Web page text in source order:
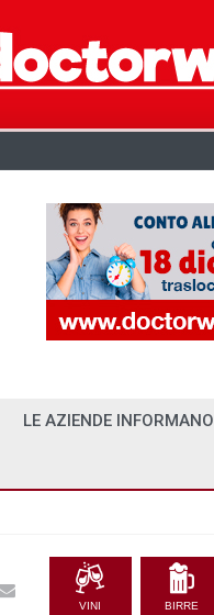
LE AZIENDE INFORMANO
VINI BIRRE